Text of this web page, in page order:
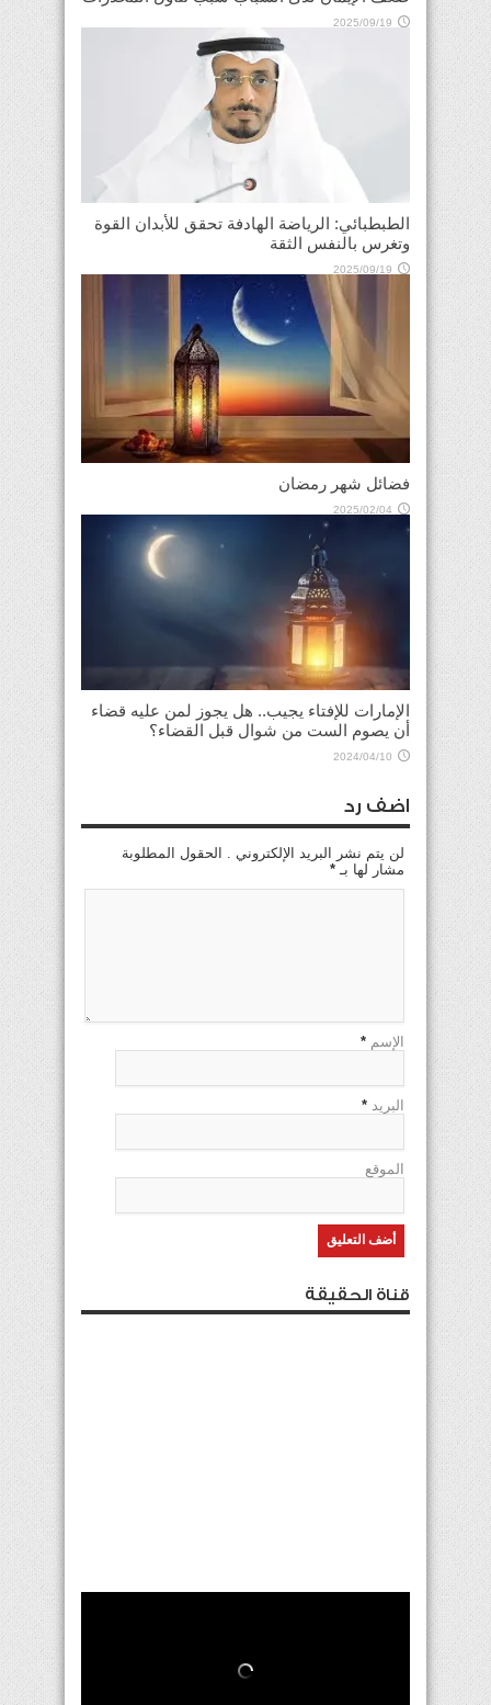
2025/09/19
الطبطبائي: الرياضة الهادفة تحقق للأبدان القوة
وتغرس بالنفس الثقة
2025/09/19
فضائل شهر رمضان
2025/02/04
الإمارات للإفتاء يجيب.. هل يجوز لمن عليه قضاء
أن يصوم الست من شوال قبل القضاء؟
2024/04/10
اضف رد
لن يتم نشر البريد الإلكتروني . الحقول المطلوبة
مشار لها بـ *
الإسم *
البريد *
الموقع
قناة الحقيقة